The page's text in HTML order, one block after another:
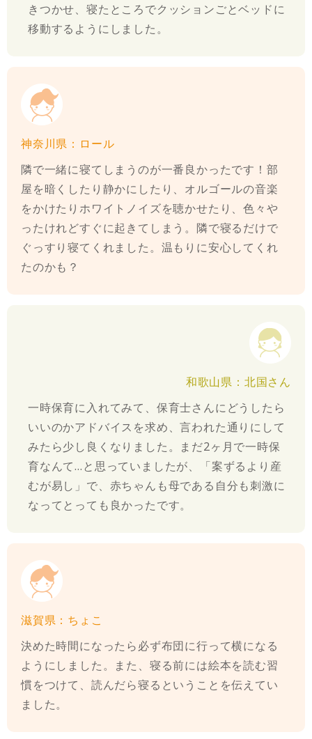
きつかせ、寝たところでクッションごとベッドに
移動するようにしました。
神奈川県：ロール
隣で一緒に寝てしまうのが一番良かったです！部
屋を暗くしたり静かにしたり、オルゴールの音楽
をかけたりホワイトノイズを聴かせたり、色々や
ったけれどすぐに起きてしまう。隣で寝るだけで
ぐっすり寝てくれました。温もりに安心してくれ
たのかも？
和歌山県：北国さん
一時保育に入れてみて、保育士さんにどうしたら
いいのかアドバイスを求め、言われた通りにして
みたら少し良くなりました。まだ2ヶ月で一時保
育なんて…と思っていましたが、「案ずるより産
むが易し」で、赤ちゃんも母である自分も刺激に
なってとっても良かったです。
滋賀県：ちょこ
決めた時間になったら必ず布団に行って横になる
ようにしました。また、寝る前には絵本を読む習
慣をつけて、読んだら寝るということを伝えてい
ました。